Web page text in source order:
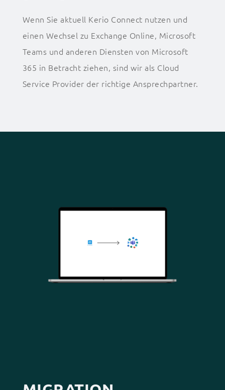
Wenn Sie aktuell Kerio Connect nutzen und
einen Wechsel zu Exchange Online, Microsoft
Teams und anderen Diensten von Microsoft
365 in Betracht ziehen, sind wir als Cloud
Service Provider der richtige Ansprechpartner.